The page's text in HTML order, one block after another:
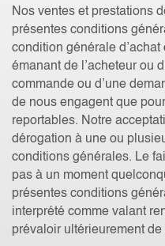
Nos ventes et prestations
présentes conditions
condition générale
émanant de l’acheteur ou
commande ou d’une
de nous engagent que
reportables. Notre
dérogation à une ou
conditions générales. Le
pas à un moment
présentes conditions
interprété comme valant
prévaloir ultérieurement